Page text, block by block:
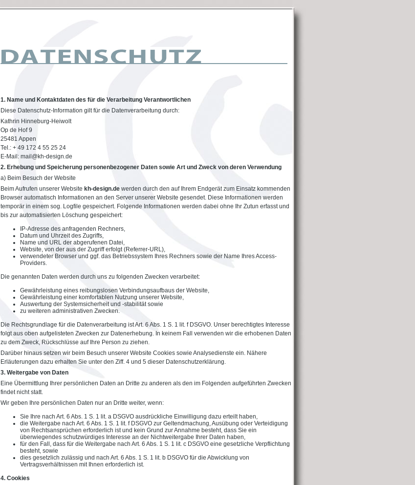
1. Name und Kontaktdaten des für die Verarbeitung Verantwortlichen
Diese Datenschutz-Information gilt für die Datenverarbeitung durch:
Kathrin Hinneburg-Heiwolt
Op de Hof 9
25481 Appen
Tel.: + 49 172 4 55 25 24
E-Mail: mail@kh-design.de
2. Erhebung und Speicherung personenbezogener Daten sowie Art und Zweck von deren Verwendung
a) Beim Besuch der Website
Beim Aufrufen unserer Website kh-design.de werden durch den auf Ihrem Endgerät zum Einsatz kommenden
Browser automatisch Informationen an den Server unserer Website gesendet. Diese Informationen werden
temporär in einem sog. Logfile gespeichert. Folgende Informationen werden dabei ohne Ihr Zutun erfasst und
bis zur automatisierten Löschung gespeichert:
IP-Adresse des anfragenden Rechners,
Datum und Uhrzeit des Zugriffs,
Name und URL der abgerufenen Datei,
Website, von der aus der Zugriff erfolgt (Referrer-URL),
verwendeter Browser und ggf. das Betriebssystem Ihres Rechners sowie der Name Ihres Access-
Providers.
Die genannten Daten werden durch uns zu folgenden Zwecken verarbeitet:
Gewährleistung eines reibungslosen Verbindungsaufbaus der Website,
Gewährleistung einer komfortablen Nutzung unserer Website,
Auswertung der Systemsicherheit und -stabilität sowie
zu weiteren administrativen Zwecken.
Die Rechtsgrundlage für die Datenverarbeitung ist Art. 6 Abs. 1 S. 1 lit. f DSGVO. Unser berechtigtes Interesse
folgt aus oben aufgelisteten Zwecken zur Datenerhebung. In keinem Fall verwenden wir die erhobenen Daten
zu dem Zweck, Rückschlüsse auf Ihre Person zu ziehen.
Darüber hinaus setzen wir beim Besuch unserer Website Cookies sowie Analysedienste ein. Nähere
Erläuterungen dazu erhalten Sie unter den Ziff. 4 und 5 dieser Datenschutzerklärung.
3. Weitergabe von Daten
Eine Übermittlung Ihrer persönlichen Daten an Dritte zu anderen als den im Folgenden aufgeführten Zwecken
findet nicht statt.
Wir geben Ihre persönlichen Daten nur an Dritte weiter, wenn:
Sie Ihre nach Art. 6 Abs. 1 S. 1 lit. a DSGVO ausdrückliche Einwilligung dazu erteilt haben,
die Weitergabe nach Art. 6 Abs. 1 S. 1 lit. f DSGVO zur Geltendmachung, Ausübung oder Verteidigung
von Rechtsansprüchen erforderlich ist und kein Grund zur Annahme besteht, dass Sie ein
überwiegendes schutzwürdiges Interesse an der Nichtweitergabe Ihrer Daten haben,
für den Fall, dass für die Weitergabe nach Art. 6 Abs. 1 S. 1 lit. c DSGVO eine gesetzliche Verpflichtung
besteht, sowie
dies gesetzlich zulässig und nach Art. 6 Abs. 1 S. 1 lit. b DSGVO für die Abwicklung von
Vertragsverhältnissen mit Ihnen erforderlich ist.
4. Cookies